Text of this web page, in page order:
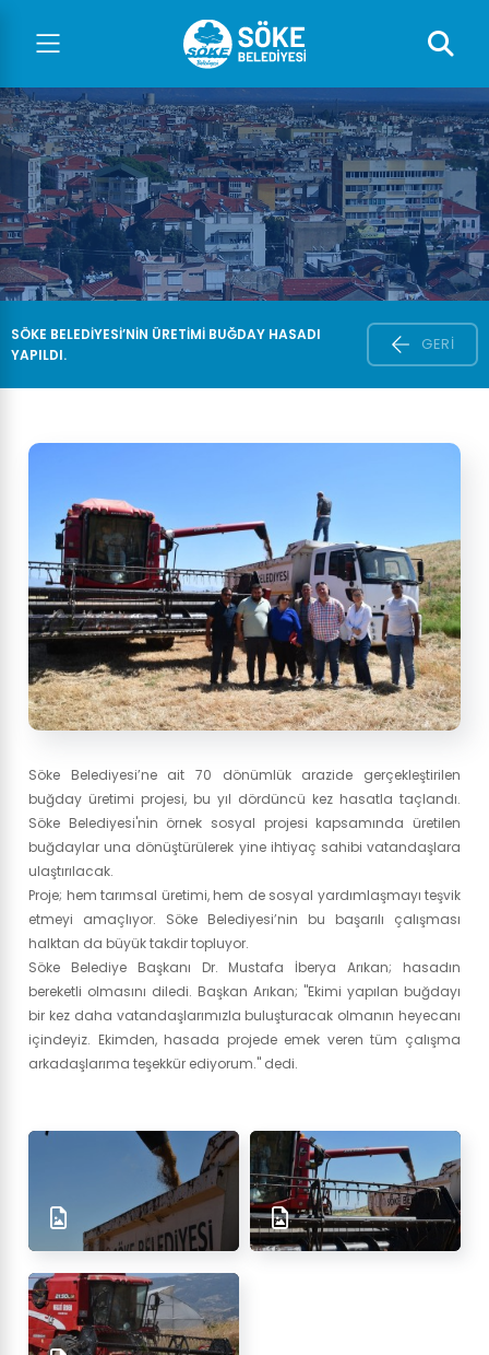
SÖKE BELEDIYESI’NIN ÜRETIMI BUĞDAY HASADI
YAPILDI.
GERI
Söke Belediyesi’ne ait 70 dönümlük arazide gerçekleştirilen
buğday üretimi projesi, bu yıl dördüncü kez hasatla taçlandı.
Söke Belediyesi'nin örnek sosyal projesi kapsamında üretilen
buğdaylar una dönüştürülerek yine ihtiyaç sahibi vatandaşlara
ulaştırılacak.
Proje; hem tarımsal üretimi, hem de sosyal yardımlaşmayı teşvik
etmeyi amaçlıyor. Söke Belediyesi’nin bu başarılı çalışması
halktan da büyük takdir topluyor.
Söke Belediye Başkanı Dr. Mustafa İberya Arıkan; hasadın
bereketli olmasını diledi. Başkan Arıkan; "Ekimi yapılan buğdayı
bir kez daha vatandaşlarımızla buluşturacak olmanın heyecanı
içindeyiz. Ekimden, hasada projede emek veren tüm çalışma
arkadaşlarıma teşekkür ediyorum." dedi.